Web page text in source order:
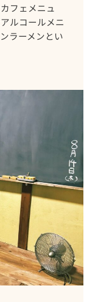
フェメニュ
ルコールメニ
ラーメンとい